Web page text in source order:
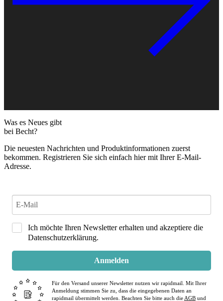
Was es Neues gibt
bei Becht?
Die neuesten Nachrichten und Produktinformationen zuerst
bekommen. Registrieren Sie sich einfach hier mit Ihrer E-Mail-
Adresse.
Ich möchte Ihren Newsletter erhalten und akzeptiere die
Datenschutzerklärung.
Anmelden
Für den Versand unserer Newsletter nutzen wir rapidmail. Mit Ihrer
Anmeldung stimmen Sie zu, dass die eingegebenen Daten an
rapidmail übermittelt werden. Beachten Sie bitte auch die AGB und